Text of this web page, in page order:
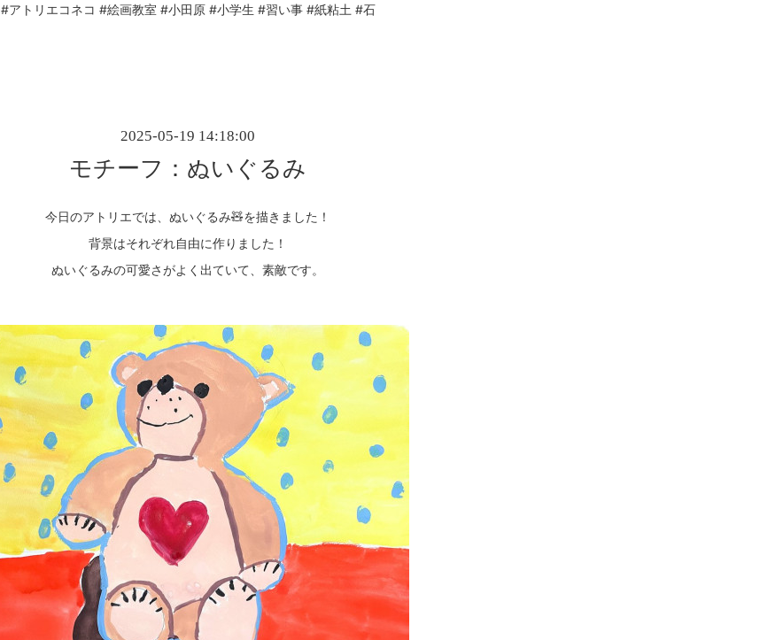
#アトリエコネコ #絵画教室 #小田原 #小学生 #習い事 #紙粘土 #石
2025-05-19 14:18:00
モチーフ：ぬいぐるみ
今日のアトリエでは、ぬいぐるみ🧸を描きました！
背景はそれぞれ自由に作りました！
ぬいぐるみの可愛さがよく出ていて、素敵です。